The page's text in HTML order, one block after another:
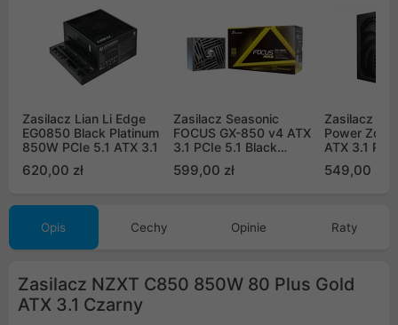
Zasilacz Lian Li Edge
EG0850 Black Platinum
850W PCIe 5.1 ATX 3.1
620,00 zł
Zasilacz Seasonic
FOCUS GX-850 v4 ATX
3.1 PCIe 5.1 Black
80Plus Gold 850W
599,00 zł
Zasilacz be
Power
ATX 3.1
(BP006EU)
549,00 zł
Opis Cechy Opinie Raty
Zasilacz NZXT C850 850W 80 Plus Gold
ATX 3.1 Czarny